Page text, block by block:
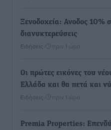
Ξενοδοχεία: Ανοδος 10%
διανυκτερεύσεις
Ειδήσεις πριν 1 ώρα
Οι πρώτες εικόνες του
Ελλάδα και θα πετά και
Ειδήσεις πριν 1 ώρα
Premia Properties: